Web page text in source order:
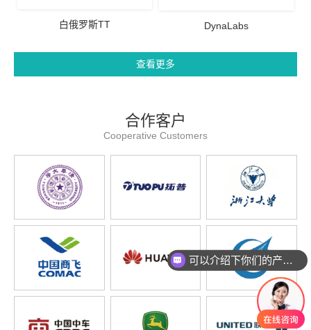
白俄罗斯TT DynaLabs
查看更多
合作客户
Cooperative Customers
可以介绍下你们的产品么